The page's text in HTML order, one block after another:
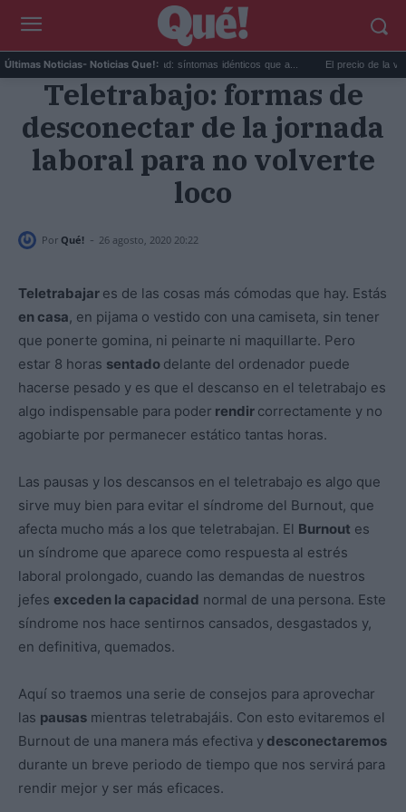
Últimas Noticias- Noticias Que!:
Calor extremo y ansiedad: síntomas idénticos que a... El precio de la vivienda
Teletrabajo: formas de
desconectar de la jornada
laboral para no volverte
loco
Por Qué! - 26 agosto, 2020 20:22
Teletrabajar es de las cosas más cómodas que hay. Estás
en casa, en pijama o vestido con una camiseta, sin tener
que ponerte gomina, ni peinarte ni maquillarte. Pero
estar 8 horas sentado delante del ordenador puede
hacerse pesado y es que el descanso en el teletrabajo es
algo indispensable para poder rendir correctamente y no
agobiarte por permanecer estático tantas horas.
Las pausas y los descansos en el teletrabajo es algo que
sirve muy bien para evitar el síndrome del Burnout, que
afecta mucho más a los que teletrabajan. El Burnout es
un síndrome que aparece como respuesta al estrés
laboral prolongado, cuando las demandas de nuestros
jefes exceden la capacidad normal de una persona. Este
síndrome nos hace sentirnos cansados, desgastados y,
en definitiva, quemados.
Aquí so traemos una serie de consejos para aprovechar
las pausas mientras teletrabajáis. Con esto evitaremos el
Burnout de una manera más efectiva y desconectaremos
durante un breve periodo de tiempo que nos servirá para
rendir mejor y ser más eficaces.